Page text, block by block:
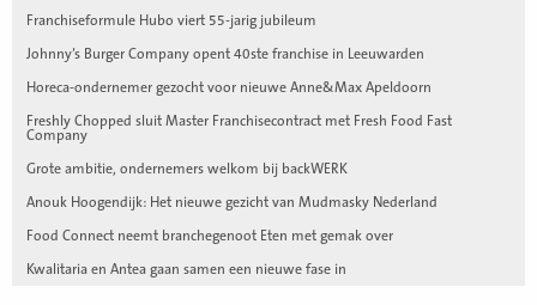
Franchiseformule Hubo viert 55-jarig jubileum
Johnny’s Burger Company opent 40ste franchise in Leeuwarden
Horeca-ondernemer gezocht voor nieuwe Anne&Max Apeldoorn
Freshly Chopped sluit Master Franchisecontract met Fresh Food Fast
Company
Grote ambitie, ondernemers welkom bij backWERK
Anouk Hoogendijk: Het nieuwe gezicht van Mudmasky Nederland
Food Connect neemt branchegenoot Eten met gemak over
Kwalitaria en Antea gaan samen een nieuwe fase in